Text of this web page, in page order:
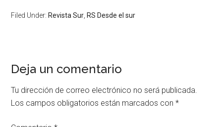
Filed Under: Revista Sur RS Desde el sur
Deja un comentario
Tu dirección de correo electrónico no será publicada.
Los campos obligatorios están marcados con*